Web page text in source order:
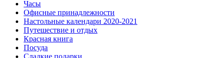
Часы
Офисные принадлежности
Настольные календари 2020-2021
Путешествие и отдых
Красная книга
Посуда
Сладкие подарки